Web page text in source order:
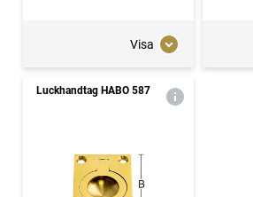
Visa
Luckhandtag HABO 587